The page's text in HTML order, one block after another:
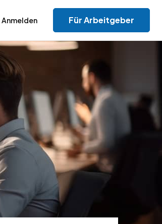
Anmelden Für Arbeitgeber